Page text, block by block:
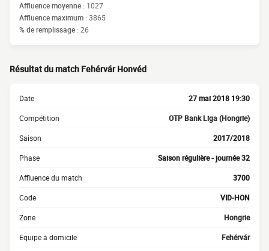
Affluence moyenne : 1027
Affluence maximum :3865
% de remplissage :26
Résultat du match Fehérvár Honvéd
Date 27 mai 2018 19:30
Compétition OTP Bank Liga (Hongrie)
Saison 2017/2018
Phase Saison régulière - journée 32
Affluence du match 3700
Code VID-HON
Zone Hongrie
Equipe à domicile Fehérvár